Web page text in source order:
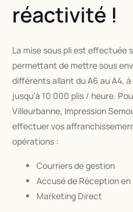
réactivité !
La mise sous pli est effectuée
permettant de mettre sous
différents allant du A6 au A4,
jusqu’à 10 000 plis / heure.
Villeurbanne, Impression
effectuer vos
opérations :
Courriers de gestion
Accusé de Réception en
Marketing Direct